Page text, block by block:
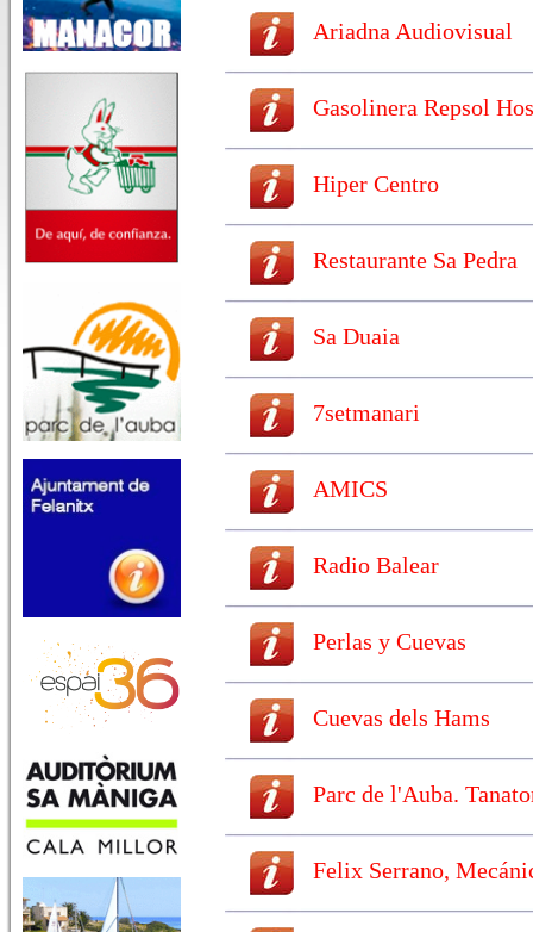
Ariadna Audiovisual
Gasolinera Repsol
Hiper Centro
Restaurante Sa Pedra
Sa Duaia
7setmanari
AMICS
Radio Balear
Perlas y Cuevas
Cuevas dels Hams
Parc de l'Auba.
Felix Serrano,